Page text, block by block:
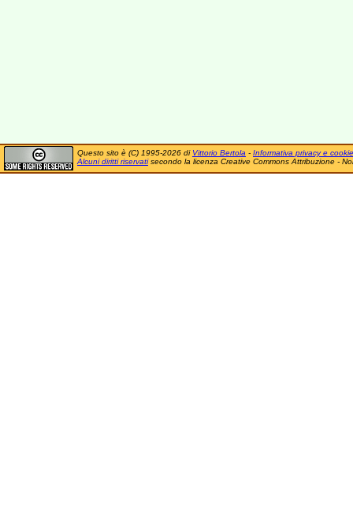
Questo sito è (C) 1995-2026 di Vittorio Bertola - Informativa privacy e cookie
Alcuni diritti riservatisecondo la licenza Creative Commons Attribuzione -